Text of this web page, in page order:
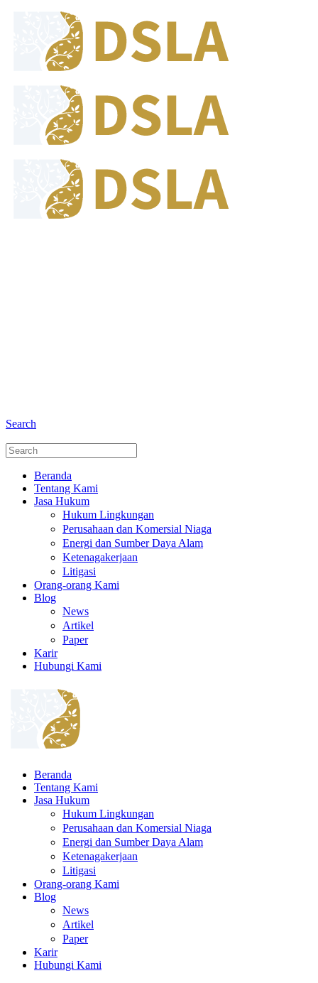
Search
Beranda
Tentang Kami
Jasa Hukum
Hukum Lingkungan
Perusahaan dan Komersial Niaga
Energi dan Sumber Daya Alam
Ketenagakerjaan
Litigasi
Orang-orang Kami
Blog
News
Artikel
Paper
Karir
Hubungi Kami
Beranda
Tentang Kami
Jasa Hukum
Hukum Lingkungan
Perusahaan dan Komersial Niaga
Energi dan Sumber Daya Alam
Ketenagakerjaan
Litigasi
Orang-orang Kami
Blog
News
Artikel
Paper
Karir
Hubungi Kami